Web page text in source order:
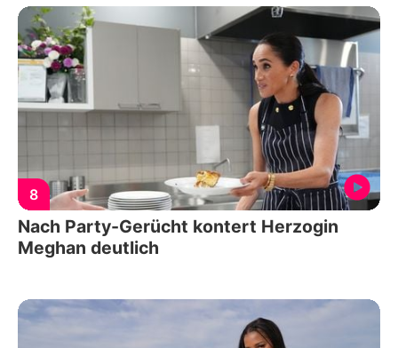
8
Nach Party-Gerücht kontert Herzogin
Meghan deutlich